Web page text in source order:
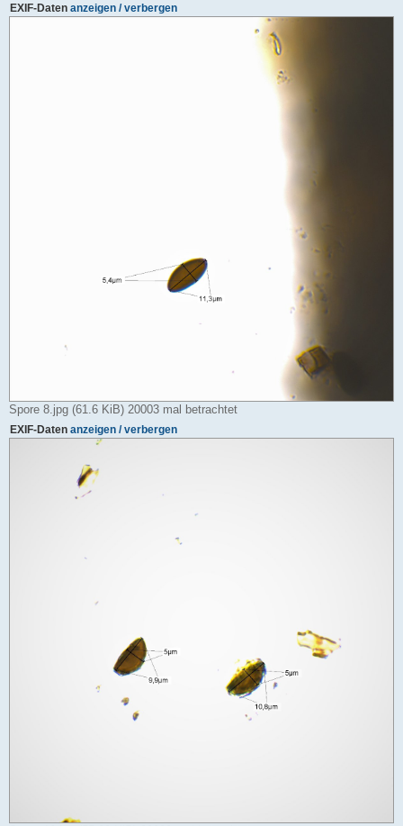
EXIF-Daten anzeigen / verbergen
Spore 8.jpg (61.6 KiB) 20003 mal betrachtet
EXIF-Daten anzeigen / verbergen